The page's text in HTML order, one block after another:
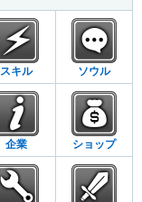
スキル ソウル
企業 ショップ